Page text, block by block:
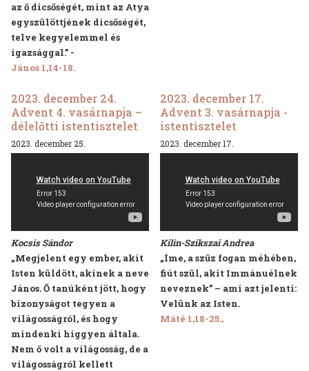
az ő dicsőségét, mint az Atya
egyszülöttjének dicsőségét,
telve kegyelemmel és
igazsággal.” -
János 1,14-18.
2023. december 24.
Advent 4. vasárnapja –
délelőtti istentisztelet
2023. december 25.
Kocsis Sándor
„Megjelent egy ember, akit
Isten küldött, akinek a neve
János. Ő tanúként jött, hogy
bizonyságot tegyen a
világosságról, és hogy
mindenki higgyen általa.
Nem ő volt a világosság, de a
világosságról kellett
2023. december 17.
Advent 3. vasárnapja -
istentisztelet
2023. december 17.
Kilin-Szikszai Andrea
„Íme, a szűz fogan méhében,
fiút szül, akit Immánuélnek
neveznek” – ami azt jelenti:
Velünk az Isten.
Máté 1,18-25..